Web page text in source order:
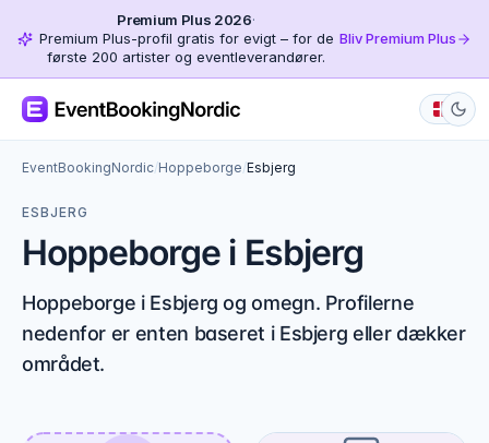
Premium Plus 2026·
Premium Plus-profil gratis for evigt – for de
første 200 artister og eventleverandører.
Bliv Premium Plus
EventBookingNordic/Hoppeborge/Esbjerg
ESBJERG
Hoppeborge i Esbjerg
Hoppeborge i Esbjerg og omegn. Profilerne
nedenfor er enten baseret i Esbjerg eller dækker
området.